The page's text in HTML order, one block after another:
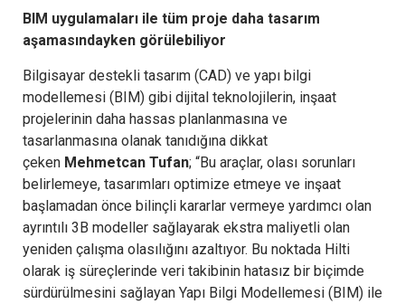
BIM uygulamaları ile tüm proje daha tasarım
aşamasındayken görülebiliyor
Bilgisayar destekli tasarım (CAD) ve yapı bilgi
modellemesi (BIM) gibi dijital teknolojilerin, inşaat
projelerinin daha hassas planlanmasına ve
tasarlanmasına olanak tanıdığına dikkat
çeken Mehmetcan Tufan; “Bu araçlar, olası sorunları
belirlemeye, tasarımları optimize etmeye ve inşaat
başlamadan önce bilinçli kararlar vermeye yardımcı olan
ayrıntılı 3B modeller sağlayarak ekstra maliyetli olan
yeniden çalışma olasılığını azaltıyor. Bu noktada Hilti
olarak iş süreçlerinde veri takibinin hatasız bir biçimde
sürdürülmesini sağlayan Yapı Bilgi Modellemesi (BIM) ile